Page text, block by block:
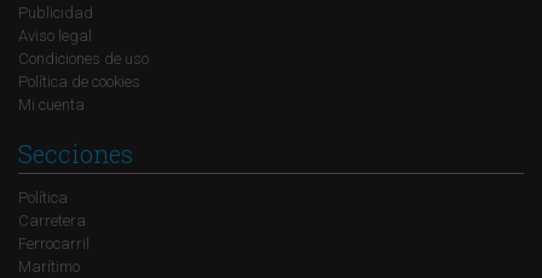
Publicidad
Aviso legal
Condiciones de uso
Política de cookies
Mi cuenta
Secciones
Política
Carretera
Ferrocarril
Marítimo